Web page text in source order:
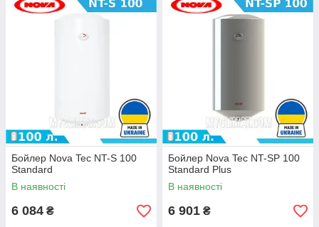
Бойлер Nova Tec NT-S 100
Standard
В наявності
6 084 ₴
Бойлер Nova Tec NT-SP 100
Standard Plus
В наявності
6 901 ₴